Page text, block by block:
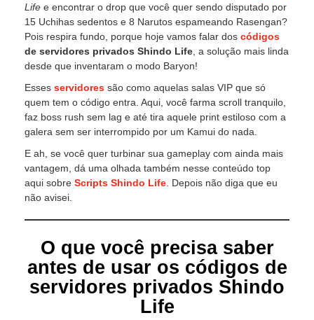
Life e encontrar o drop que você quer sendo disputado por
15 Uchihas sedentos e 8 Narutos espameando Rasengan?
Pois respira fundo, porque hoje vamos falar dos códigos
de servidores privados Shindo Life , a solução mais linda
desde que inventaram o modo Baryon!
Esses servidores são como aquelas salas VIP que só
quem tem o código entra. Aqui, você farma scroll tranquilo,
faz boss rush sem lag e até tira aquele print estiloso com a
galera sem ser interrompido por um Kamui do nada.
E ah, se você quer turbinar sua gameplay com ainda mais
vantagem, dá uma olhada também nesse conteúdo top
aqui sobre Scripts Shindo Life . Depois não diga que eu
não avisei.
O que você precisa saber
antes de usar os códigos de
servidores privados Shindo
Life